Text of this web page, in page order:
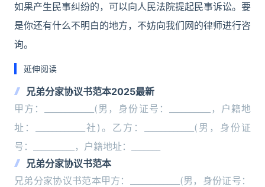
如果产生民事纠纷的，可以向人民法院提起民事诉讼。要
是你还有什么不明白的地方，不妨向我们网的律师进行咨
询。
延伸阅读
兄弟分家协议书范本2025最新
甲方：____________(男，身份证号：__________，户籍地
址：____________社)。乙方：____________(男，身份证
号：__________，户籍地址：_______
兄弟分家协议书范本
兄弟分家协议书范本甲方：____________(男，身份证号：